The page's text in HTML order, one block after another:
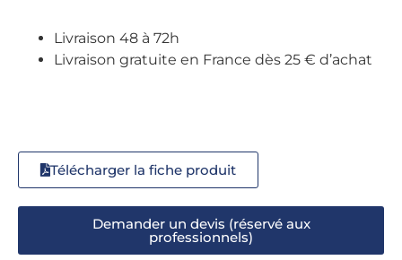
Livraison 48 à 72h
Livraison gratuite en France dès 25 € d’achat
Télécharger la fiche produit
Demander un devis (réservé aux
professionnels)